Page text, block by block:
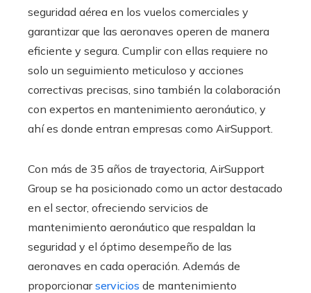
seguridad aérea en los vuelos comerciales y
garantizar que las aeronaves operen de manera
eficiente y segura. Cumplir con ellas requiere no
solo un seguimiento meticuloso y acciones
correctivas precisas, sino también la colaboración
con expertos en mantenimiento aeronáutico, y
ahí es donde entran empresas como AirSupport.
Con más de 35 años de trayectoria, AirSupport
Group se ha posicionado como un actor destacado
en el sector, ofreciendo servicios de
mantenimiento aeronáutico que respaldan la
seguridad y el óptimo desempeño de las
aeronaves en cada operación. Además de
proporcionarservicios de mantenimiento